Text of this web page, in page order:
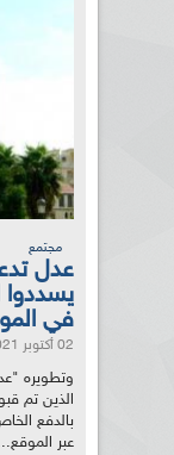
مجتمع
يسددوا
في
02 أكتوبر 2021
الذين تم
عبر